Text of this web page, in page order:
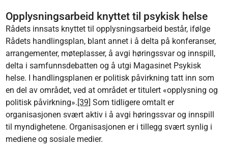
Opplysningsarbeid knyttet til psykisk helse
Rådets innsats knyttet til opplysningsarbeid består, ifølge
Rådets handlingsplan, blant annet i å delta på konferanser,
arrangementer, møteplasser, å avgi høringssvar og innspill,
delta i samfunnsdebatten og å utgi Magasinet Psykisk
helse. I handlingsplanen er politisk påvirkning tatt inn som
en del av området, ved at området er titulert «opplysning og
politisk påvirkning». [39] Som tidligere omtalt er
organisasjonen svært aktiv i å avgi høringssvar og innspill
til myndighetene. Organisasjonen er i tillegg svært synlig i
mediene og sosiale medier.